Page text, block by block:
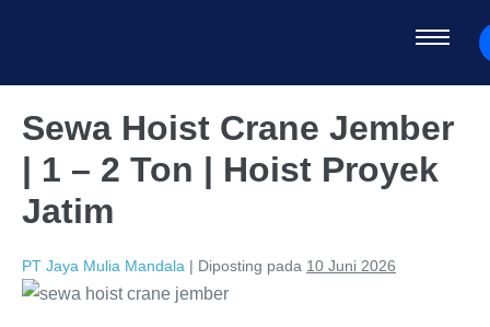
Sewa Hoist Crane Jember
| 1 – 2 Ton | Hoist Proyek
Jatim
PT Jaya Mulia Mandala | Diposting pada 10 Juni 2026